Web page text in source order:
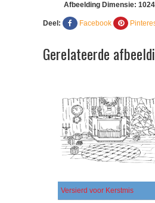
Afbeelding Dimensie:
Deel: Facebook
Gerelateerde
Versierd voor Kerstmis